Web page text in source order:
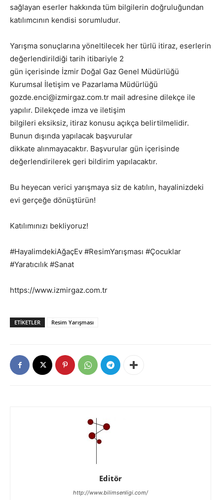
sağlayan eserler hakkında tüm bilgilerin doğruluğundan
katılımcının kendisi sorumludur.
Yarışma sonuçlarına yöneltilecek her türlü itiraz, eserlerin
değerlendirildiği tarih itibariyle 2
gün içerisinde İzmir Doğal Gaz Genel Müdürlüğü
Kurumsal İletişim ve Pazarlama Müdürlüğü
gozde.enci@izmirgaz.com.tr mail adresine dilekçe ile
yapılır. Dilekçede imza ve iletişim
bilgileri eksiksiz, itiraz konusu açıkça belirtilmelidir.
Bunun dışında yapılacak başvurular
dikkate alınmayacaktır. Başvurular gün içerisinde
değerlendirilerek geri bildirim yapılacaktır.
Bu heyecan verici yarışmaya siz de katılın, hayalinizdeki
evi gerçeğe dönüştürün!
Katılımınızı bekliyoruz!
#HayalimdekiAğaçEv #ResimYarışması #Çocuklar
#Yaratıcılık #Sanat
https://www.izmirgaz.com.tr
ETIKETLER Resim Yarışması
Editör
http://www.bilimsenligi.com/